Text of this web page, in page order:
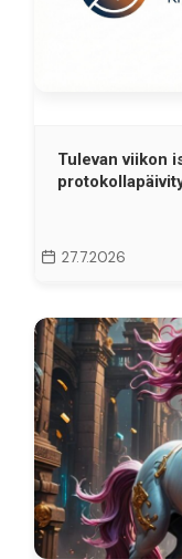
Tulevan viikon
27.7.2026